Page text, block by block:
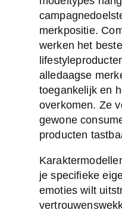
merkpositie.
werken het
alledaagse
toegankelijk en
overkomen. Ze
gewone
producten
je specifieke
emoties wilt